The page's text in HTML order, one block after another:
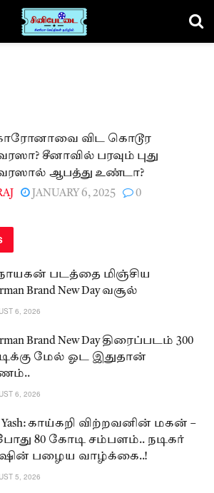
விட கொடூர
சீனாவில் பரவும் புது
ஆபத்து உண்டா?
JANUARY 6, 2025 0
படத்தை மிஞ்சிய
Brand New Day வசூல்
6, 2026
Brand New Day திரைப்படம் 300
மேல் ஓட இதுதான்
6, 2026
Yash: காய்கறி விற்றவனின் மகன் –
80 கோடி சம்பளம்.. நடிகர்
பழைய வாழ்க்கை..!
5, 2026